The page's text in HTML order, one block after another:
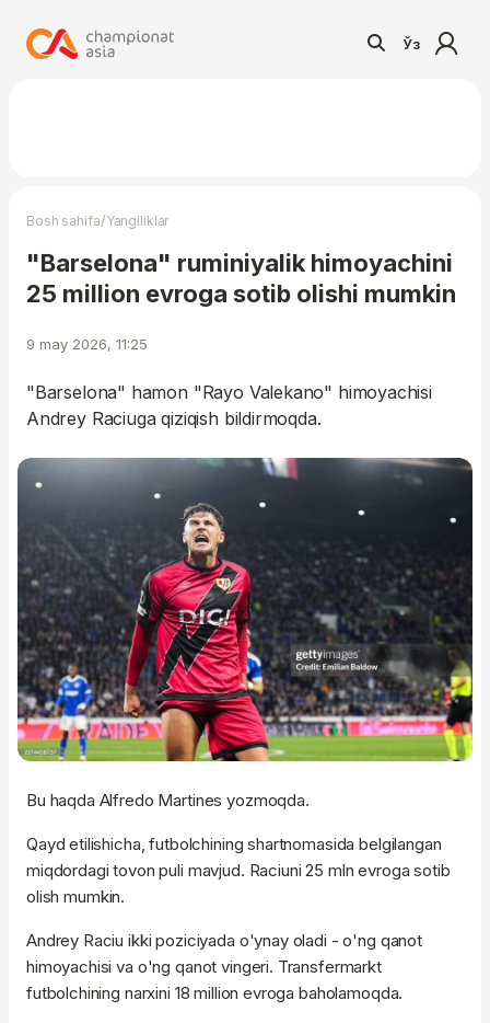
Ўз
Bosh sahifa/Yangiliklar
"Barselona" ruminiyalik himoyachini
25 million evroga sotib olishi mumkin
9 may 2026, 11:25
"Barselona" hamon "Rayo Valekano" himoyachisi
Andrey Raciuga qiziqish bildirmoqda.
Bu haqda Alfredo Martines yozmoqda.
Qayd etilishicha, futbolchining shartnomasida belgilangan
miqdordagi tovon puli mavjud. Raciuni 25 mln evroga sotib
olish mumkin.
Andrey Raciu ikki poziciyada o'ynay oladi - o'ng qanot
himoyachisi va o'ng qanot vingeri. Transfermarkt
futbolchining narxini 18 million evroga baholamoqda.